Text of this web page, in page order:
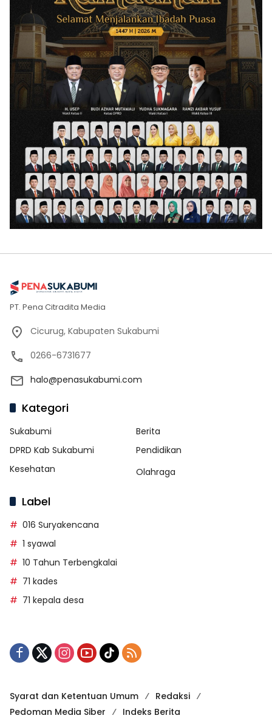
PT. Pena Citradita Media
Cicurug, Kabupaten Sukabumi
0266-6731677
halo@penasukabumi.com
Kategori
Sukabumi
Berita
DPRD Kab Sukabumi
Pendidikan
Kesehatan
Olahraga
Label
016 Suryakencana
1 syawal
10 Tahun Terbengkalai
71 kades
71 kepala desa
Syarat dan Ketentuan Umum
Redaksi
Pedoman Media Siber
Indeks Berita